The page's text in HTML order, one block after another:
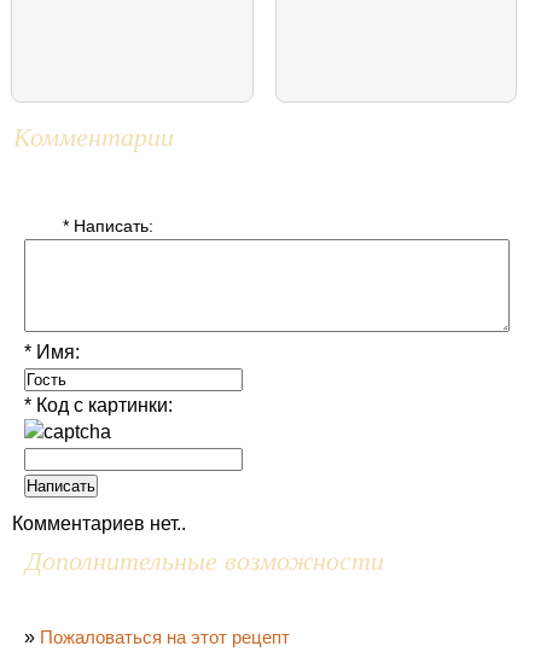
Комментарии
* Написать:
* Имя:
* Код с картинки:
Комментариев нет..
Дополнительные возможности
» Пожаловаться на этот рецепт